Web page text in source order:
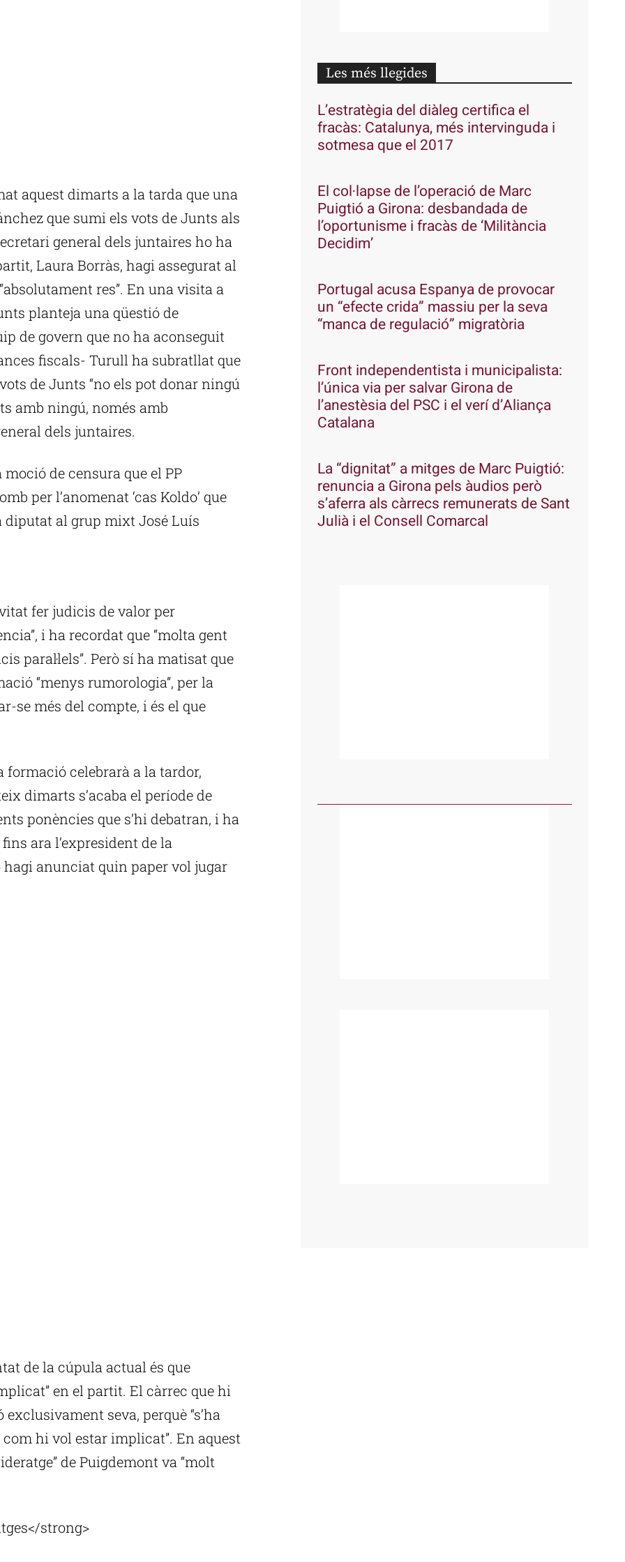
aquest dimarts a la tarda que una
que sumi els vots de Junts als
general dels juntaires ho ha
Laura Borràs, hagi assegurat al
res”. En una visita a
planteja una qüestió de
de govern que no ha aconseguit
fiscals- Turull ha subratllat que
de Junts “no els pot donar ningú
amb ningú, només amb
dels juntaires.
de censura que el PP
per l’anomenat ‘cas Koldo’ que
diputat al grup mixt José Luís
fer judicis de valor per
i ha recordat que “molta gent
paral·lels”. Però sí ha matisat que
“menys rumorologia”, per la
se més del compte, i és el que
formació celebrarà a la tardor,
dimarts s’acaba el període de
ponències que s’hi debatran, i ha
ara l’expresident de la
anunciat quin paper vol jugar
de la cúpula actual és que
en el partit. El càrrec que hi
seva, perquè “s’ha
hi vol estar implicat”. En aquest
de Puigdemont va “molt
strong>
Les més llegides
L’estratègia del diàleg certifica el
fracàs: Catalunya, més intervinguda i
sotmesa que el 2017
El col·lapse de l’operació de Marc
Puigtió a Girona: desbandada de
l’oportunisme i fracàs de ‘Militància
Decidim’
Portugal acusa Espanya de provocar
un “efecte crida” massiu per la seva
“manca de regulació” migratòria
Front independentista i municipalista:
l’única via per salvar Girona de
l’anestèsia del PSC i el verí d’Aliança
Catalana
La “dignitat” a mitges de Marc Puigtió:
renuncia a Girona pels àudios però
s’aferra als càrrecs remunerats de Sant
Julià i el Consell Comarcal